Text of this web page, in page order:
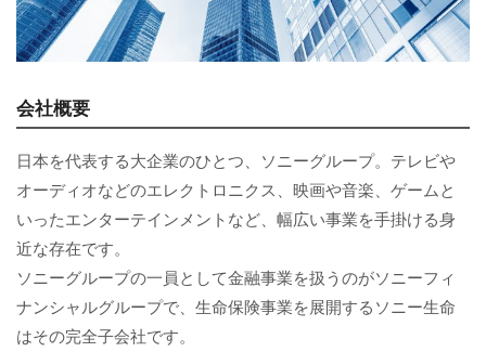
会社概要
日本を代表する大企業のひとつ、ソニーグループ。テレビや
オーディオなどのエレクトロニクス、映画や音楽、ゲームと
いったエンターテインメントなど、幅広い事業を手掛ける身
近な存在です。
ソニーグループの一員として金融事業を扱うのがソニーフィ
ナンシャルグループで、生命保険事業を展開するソニー生命
はその完全子会社です。